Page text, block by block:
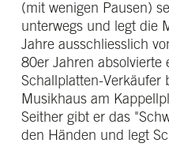
(mit wenigen Pausen)
unterwegs und legt die
Jahre ausschliesslich
80er Jahren absolvierte
Schallplatten-Verkäufer
Musikhaus am
Seither gibt er das
den Händen und legt